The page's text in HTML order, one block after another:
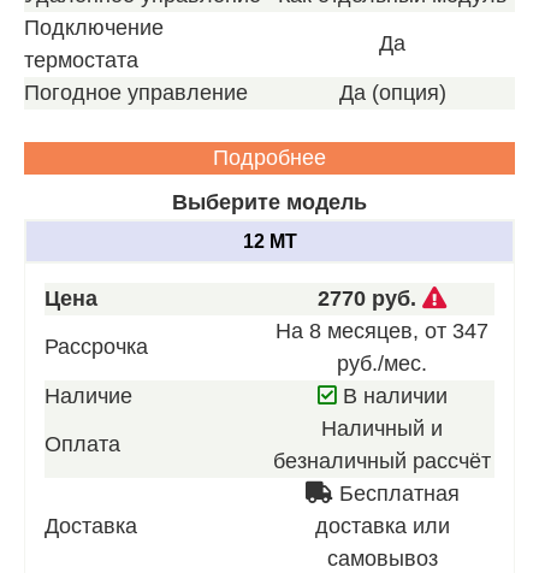
Подключение
термостата
Да
Погодное управление Да (опция)
Подробнее
Выберите модель
12 MT
Цена 2770 руб.
Звоните
для
нашего
Рассрочка
На 8 месяцев, от 347
руб./мес.
Наличие
В наличии
Оплата
Наличный и
безналичный рассчёт
Доставка
Бесплатная
доставка или
самовывоз